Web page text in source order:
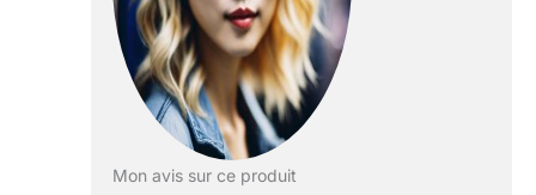
revêtement, Passe au lave-vaisselle,
Garantie à vie Contenu : 1x Le Creuset
Poêle Wok Anti-Adhérente en
Aluminium Forgé, 30 cm, Dimensions
: 57,1x 31,1x 11,5 cm, Surface de
contact : 17,2 cm, Poids : 2,08 kg,
Couleur :
Anthracite/Argenté,51104300010202
Mon avis sur ce produit